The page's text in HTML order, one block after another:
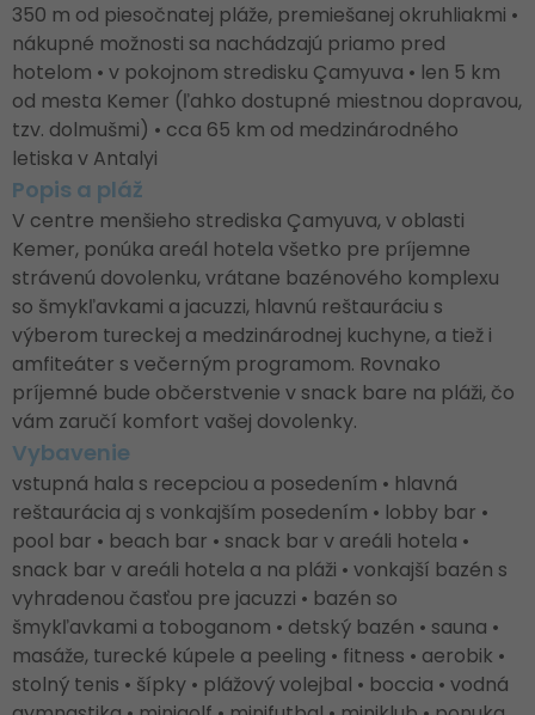
350 m od piesočnatej pláže, premiešanej okruhliakmi •
nákupné možnosti sa nachádzajú priamo pred
hotelom • v pokojnom stredisku Çamyuva • len 5 km
od mesta Kemer (ľahko dostupné miestnou dopravou,
tzv. dolmušmi) • cca 65 km od medzinárodného
letiska v Antalyi
Popis a pláž
V centre menšieho strediska Çamyuva, v oblasti
Kemer, ponúka areál hotela všetko pre príjemne
strávenú dovolenku, vrátane bazénového komplexu
so šmykľavkami a jacuzzi, hlavnú reštauráciu s
výberom tureckej a medzinárodnej kuchyne, a tiež i
amfiteáter s večerným programom. Rovnako
príjemné bude občerstvenie v snack bare na pláži, čo
vám zaručí komfort vašej dovolenky.
Vybavenie
vstupná hala s recepciou a posedením • hlavná
reštaurácia aj s vonkajším posedením • lobby bar •
pool bar • beach bar • snack bar v areáli hotela •
snack bar v areáli hotela a na pláži • vonkajší bazén s
vyhradenou časťou pre jacuzzi • bazén so
šmykľavkami a toboganom • detský bazén • sauna •
masáže, turecké kúpele a peeling • fitness • aerobik •
stolný tenis • šípky • plážový volejbal • boccia • vodná